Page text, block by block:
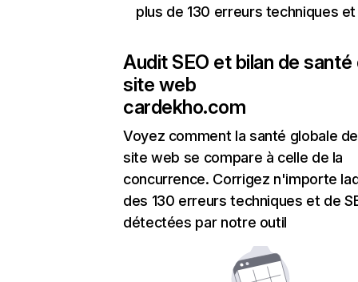
plus de 130 erreurs techniques et
Audit SEO et bilan de santé
site web
cardekho.com
Voyez comment la santé globale
site web se compare à celle de la
concurrence. Corrigez n'importe
des 130 erreurs techniques et de
détectées par notre outil